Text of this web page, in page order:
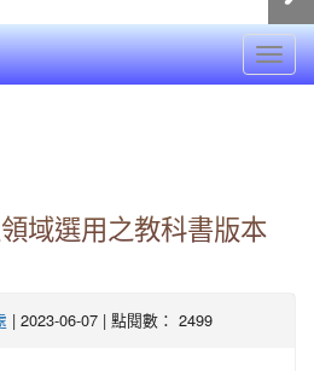
域選用之教科書版本
| 2023-06-07 | 點閱數： 2499